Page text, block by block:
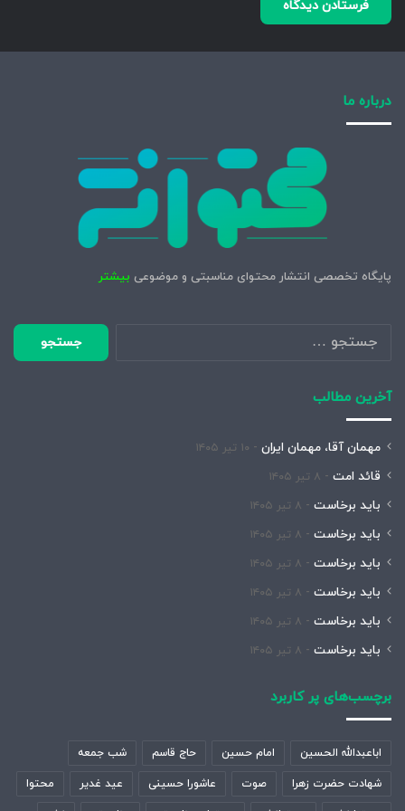
درباره ما
پایگاه تخصصی انتشار محتوای مناسبتی و موضوعی بیشتر
جستجو
برای:
آخرین مطالب
مهمان آقا، مهمان ایران ۱۰ تیر ۱۴۰۵
قائد امت ۸ تیر ۱۴۰۵
باید برخاست ۸ تیر ۱۴۰۵
باید برخاست ۸ تیر ۱۴۰۵
باید برخاست ۸ تیر ۱۴۰۵
باید برخاست ۸ تیر ۱۴۰۵
باید برخاست ۸ تیر ۱۴۰۵
باید برخاست ۸ تیر ۱۴۰۵
برچسب‌های پر کاربرد
اباعبدالله الحسین امام حسین حاج قاسم شب جمعه
شهادت حضرت زهرا صوت عاشورا حسینی عید غدیر محتوا